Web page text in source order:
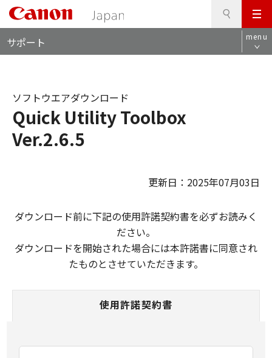
メ
ニ
ュ
サポート menu
Quick Utility Toolbox
Ver.2.6.5
ソフトウエアダウンロード
更新日：2025年07月03日
ダウンロード前に下記の使用許諾契約書を必ずお読みく
ださい。
ダウンロードを開始された場合には本許諾書に同意され
たものとさせていただきます。
使用許諾契約書